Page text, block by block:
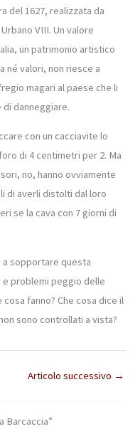
del 1627, realizzata da
VIII. Un valore
un patrimonio artistico
né valori, non riesce a
magari al paese che li
danneggiare.
con un cacciavite lo
di 4 centimetri per 2. Ma
no, hanno ovviamente
di averli distolti dal loro
se la cava con 7 giorni di
a sopportare questa
e problemi peggio delle
fanno? Che cosa dice il
sono controllati a vista?
Articolo successivo →
Barcaccia”